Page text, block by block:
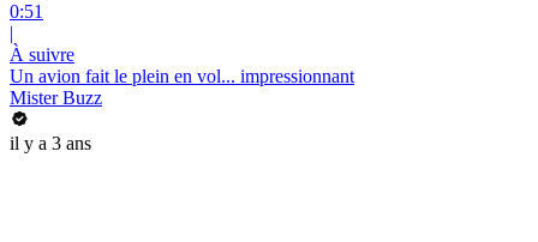
0:51
|
À suivre
Un avion fait le plein en vol... impressionnant
Mister Buzz
il y a 3 ans